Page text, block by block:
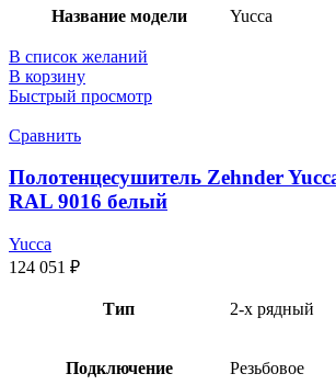
Название модели Yucca
В список желаний
В корзину
Быстрый просмотр
Сравнить
Полотенцесушитель Zehnder
RAL 9016 белый
Yucca
124 051 ₽
Тип 2-х рядный
Подключение Резьбовое